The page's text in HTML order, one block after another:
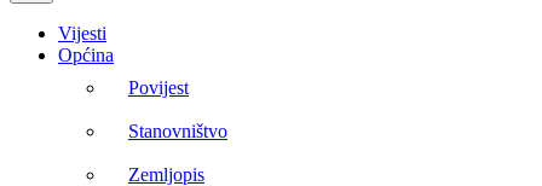
Vijesti
Općina
Povijest
Stanovništvo
Zemljopis